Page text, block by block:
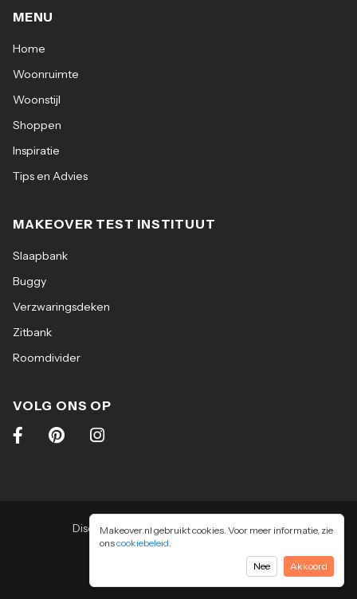
Makeover.nl gebruikt cookies. Voor meer informatie, zie
onscookiebeleid.
Nee
Akkoord
MENU
Home
Woonruimte
Woonstijl
Shoppen
Inspiratie
Tips en Advies
MAKEOVER TEST INSTITUUT
Slaapbank
Buggy
Verzwaringsdeken
Zitbank
Roomdivider
VOLG ONS OP
Disclaimer | Algemene voorwaarden |
Privacy & cookiebeleid